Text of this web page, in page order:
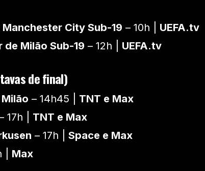
City Sub-19 – 10h | UEFA.tv
de Milão Sub-19 – 12h | UEFA.tv
de final)
– 14h45 | TNT e Max
17h | TNT e Max
– 17h | Space e Max
| Max